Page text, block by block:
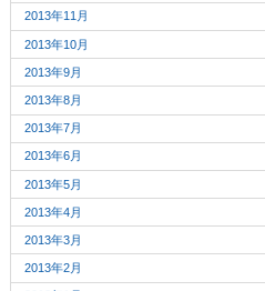
2013年11月
2013年10月
2013年9月
2013年8月
2013年7月
2013年6月
2013年5月
2013年4月
2013年3月
2013年2月